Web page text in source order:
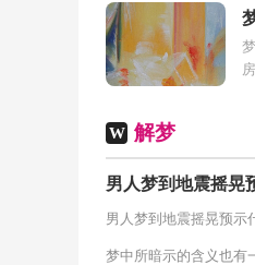
W 解梦
男人梦到地震摇晃
男人梦到地震摇晃预示
梦中所暗示的含义也有